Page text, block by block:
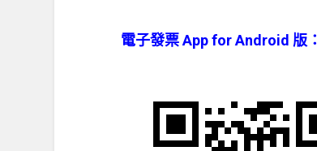
電子發票 App for Android 版：